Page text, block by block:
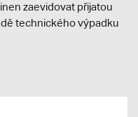
zaevidovat přijatou
technického výpadku